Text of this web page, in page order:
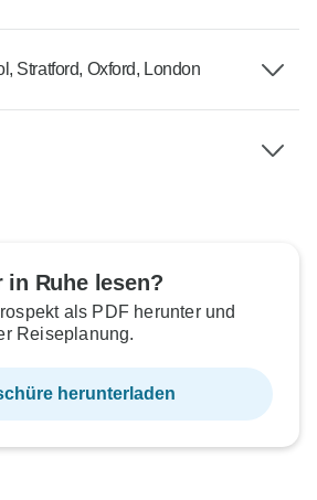
Stratford, Oxford, London
in Ruhe lesen?
als PDF herunter und
Reiseplanung.
herunterladen